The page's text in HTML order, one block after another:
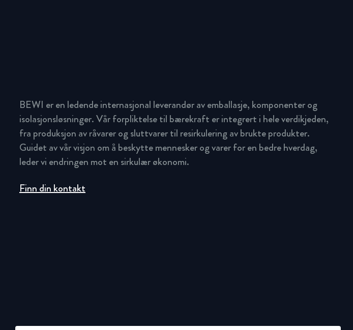
BEWI er en ledende internasjonal leverandør av emballasje, komponenter og
isolasjonsløsninger. Vår forpliktelse til bærekraft er integrert i hele verdikjeden,
fra produksjon av råvarer og sluttvarer til resirkulering av brukte produkter.
Guidet av vår visjon om å beskytte mennesker og varer for en bedre hverdag,
leder vi endringen mot en sirkulær økonomi.
Finn din kontakt